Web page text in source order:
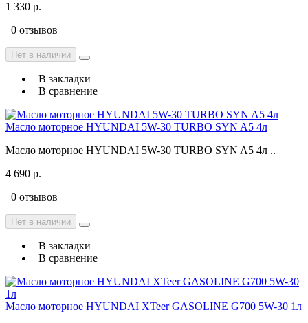
1 330 р.
0 отзывов
Нет в наличии
В закладки
В сравнение
Масло моторное HYUNDAI 5W-30 TURBO SYN A5 4л
Масло моторное HYUNDAI 5W-30 TURBO SYN A5 4л ..
4 690 р.
0 отзывов
Нет в наличии
В закладки
В сравнение
Масло моторное HYUNDAI XTeer GASOLINE G700 5W-30 1л